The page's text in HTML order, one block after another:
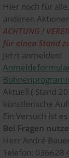
Hier noch für
anderen
ACHTUNG !
für einen Stand
Jetzt anmelden!
Aktuell ( Stand
künstlerische
Ein Versuch ist
Bei Fragen
Herr André
Telefon: 036628